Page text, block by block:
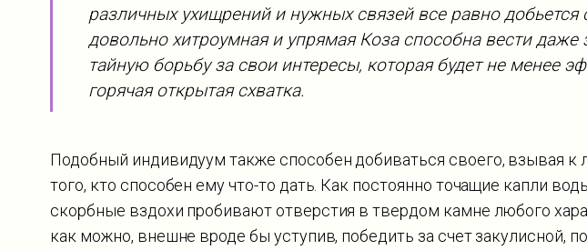
различных ухищрений и нужных связей все равно добьется
довольно хитроумная и упрямая Коза способна вести даже
тайную борьбу за свои интересы, которая будет не менее
горячая открытая схватка.
Подобный индивидуум также способен добиваться своего, взывая к
того, кто способен ему что-то дать. Как постоянно точащие капли
скорбные вздохи пробивают отверстия в твердом камне любого
как можно, внешне вроде бы уступив, победить за счет закулисной,